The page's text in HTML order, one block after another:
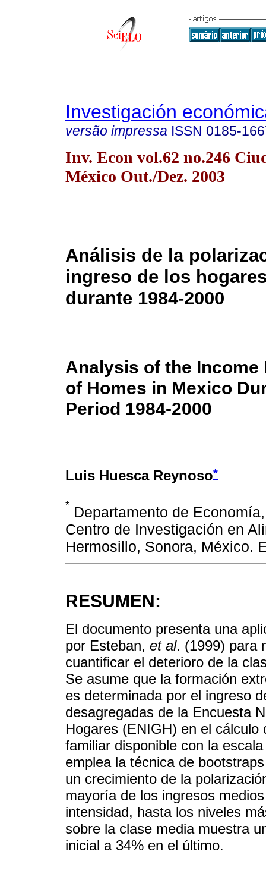
Investigación
versão impressa ISSN 0185-
Inv. Econ vol.62 no.246
México Out./Dez. 2003
Análisis de la
ingreso de los
durante 1984-2000
Analysis of the Income
of Homes in Mexico
Period 1984-2000
Luis Huesca Reynoso*
* Departamento de
Centro de Investigación en
Hermosillo, Sonora, México.
RESUMEN:
El documento presenta una
por Esteban, et al. (1999) para
cuantificar el deterioro de la
Se asume que la formación
es determinada por el ingreso
desagregadas de la Encuesta
Hogares (ENIGH) en el
familiar disponible con la
emplea la técnica de
un crecimiento de la
mayoría de los ingresos
intensidad, hasta los niveles
sobre la clase media muestra
inicial a 34% en el último.